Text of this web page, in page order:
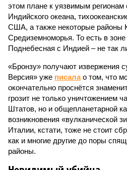
этом плане к уязвимым регионам
Индийского океана,
США, а также некоторые районы
Средиземноморья. То есть в
Поднебесная с Индией – не так
«Бронзу» получают извержения
Версия» уже писалао том, что
окончательно проснётся
грозит не только уничтожением
Штатов, но и общепланетарной
возникновения «вулканической
Италии, кстати, тоже не стоит
как и многие другие до поры
районы.